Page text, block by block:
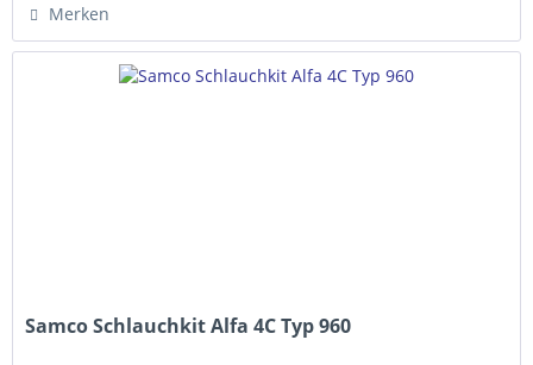
Merken
Samco Schlauchkit Alfa 4C Typ 960